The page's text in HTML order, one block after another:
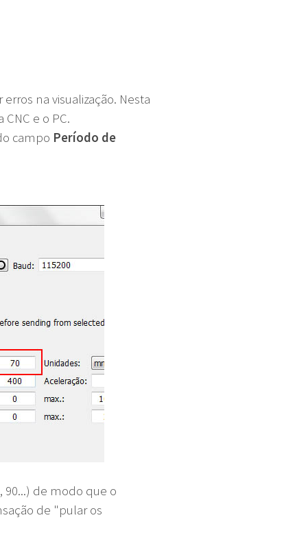
na visualização. Nesta
e o PC.
campo Período de
90...) de modo que o
de "pular os